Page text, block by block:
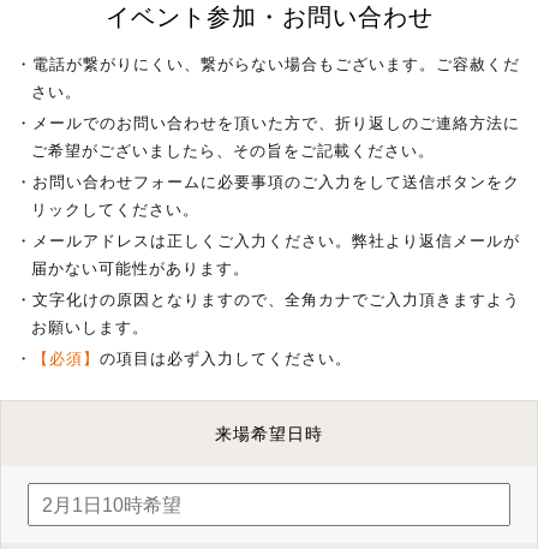
イベント参加・お問い合わせ
・電話が繋がりにくい、繋がらない場合もございます。ご容赦くだ
さい。
・メールでのお問い合わせを頂いた方で、折り返しのご連絡方法に
ご希望がございましたら、その旨をご記載ください。
・お問い合わせフォームに必要事項のご入力をして送信ボタンをク
リックしてください。
・メールアドレスは正しくご入力ください。弊社より返信メールが
届かない可能性があります。
・文字化けの原因となりますので、全角カナでご入力頂きますよう
お願いします。
・
【必須】の項目は必ず入力してください。
来場希望日時